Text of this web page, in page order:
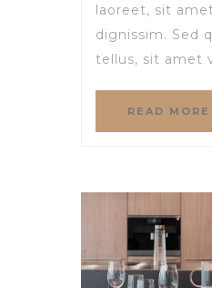
laoreet, sit
dignissim. Sed
tellus, sit amet
READ MORE